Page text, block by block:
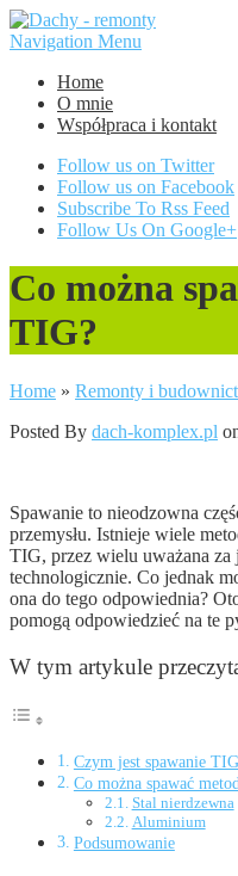
Navigation Menu
Home
O mnie
Współpraca i kontakt
Follow us on Twitter
Follow us on Facebook
Subscribe To Rss Feed
Follow Us On Google+
Co można
TIG?
Home » Remonty i
Posted By dach-komplex.pl
Spawanie to nieodzowna
przemysłu. Istnieje wiele
TIG, przez wielu uważana za
technologicznie. Co jednak
ona do tego odpowiednia?
pomogą odpowiedzieć na te
W tym artykule
Czym jest spawanie
Co można spawać
Stal nierdzewna
Aluminium
Podsumowanie